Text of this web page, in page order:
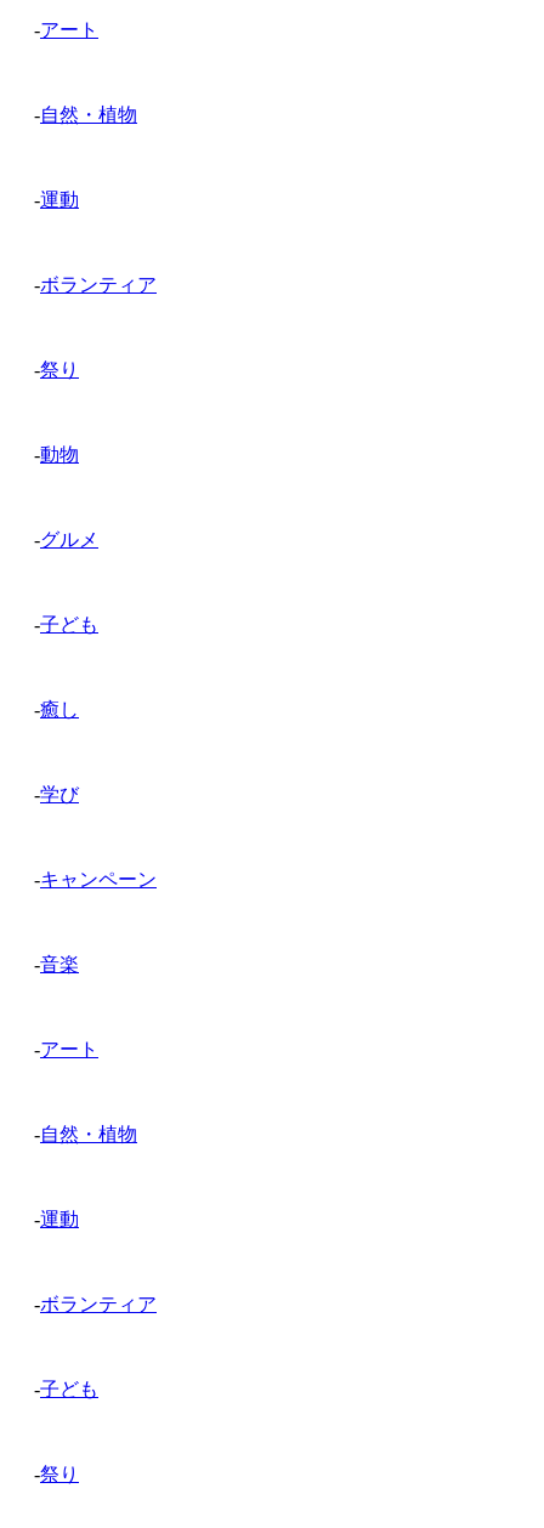
-アート
-自然・植物
-運動
-ボランティア
-祭り
-動物
-グルメ
-子ども
-癒し
-学び
-キャンペーン
-音楽
-アート
-自然・植物
-運動
-ボランティア
-子ども
-祭り